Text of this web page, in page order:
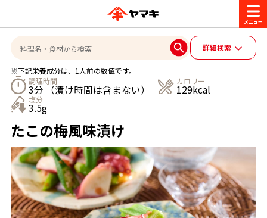
商品情報
ブランド一覧
ヤマキ『めんつゆ』 ヤマキ 割烹白だし
レシピ
おいしいレシピを探す
おいしいレシピトップ
主食レシピ
かつお節・だしを楽しむ
かつお節・だしを知る
だしの取り方
CM・キャンペーン
CM企業・採用情報
詳細検索
※下記栄養成分は、1人前の数値です。
調理時間
3分 （漬け時間は含まない）
カロリー
129kcal
塩分
3.5g
たこの梅風味漬け